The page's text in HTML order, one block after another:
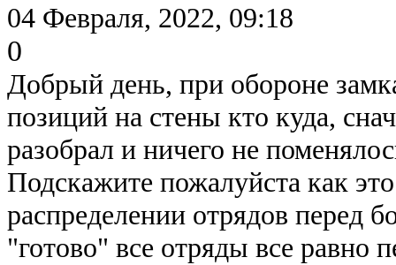
04 Февраля, 2022, 09:18
0
Добрый день, при обороне
позиций на стены кто куда,
разобрал и ничего не
Подскажите пожалуйста как
распределении отрядов перед
"готово" все отряды все равно